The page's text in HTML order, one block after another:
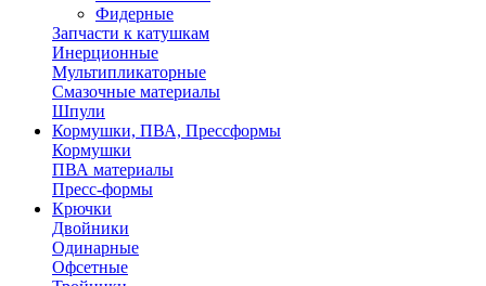
Фидерные
Запчасти к катушкам
Инерционные
Мультипликаторные
Смазочные материалы
Шпули
Кормушки, ПВА, Прессформы
Кормушки
ПВА материалы
Пресс-формы
Крючки
Двойники
Одинарные
Офсетные